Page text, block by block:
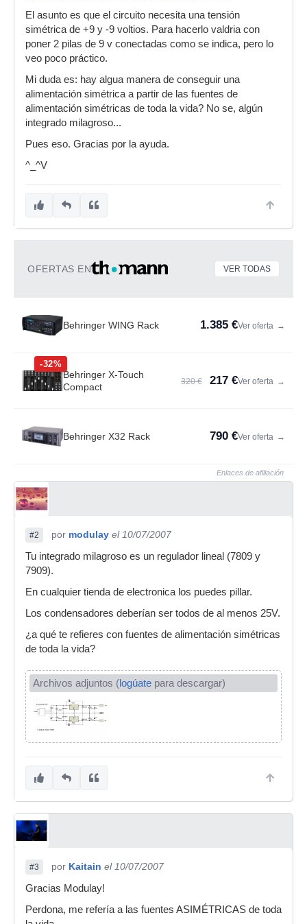
El asunto es que el circuito necesita una tensión
simétrica de +9 y -9 voltios. Para hacerlo valdria con
poner 2 pilas de 9 v conectadas como se indica, pero lo
veo poco práctico.
Mi duda es: hay algua manera de conseguir una
alimentación simétrica a partir de las fuentes de
alimentación simétricas de toda la vida? No se, algún
integrado milagroso...
Pues eso. Gracias por la ayuda.
^_^V
OFERTAS EN VER TODAS
Behringer WING Rack 1.385 €Ver oferta →
-32%
Behringer X-Touch
Compact
320 € 217 €Ver oferta →
Behringer X32 Rack 790 €Ver oferta →
Enlaces de afiliación
#2 por modulay el 10/07/2007
Tu integrado milagroso es un regulador lineal (7809 y
7909).
En cualquier tienda de electronica los puedes pillar.
Los condensadores deberían ser todos de al menos 25V.
¿a qué te refieres con fuentes de alimentación simétricas
de toda la vida?
Archivos adjuntos (logúate para descargar)
#3 por Kaitain el 10/07/2007
Gracias Modulay!
Perdona, me refería a las fuentes ASIMÉTRICAS de toda